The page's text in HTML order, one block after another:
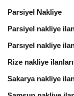
Parsiyel Nakliye
Parsiyel nakliye
Parsıyel nakliye
Rize nakliye ilanları
Sakarya nakliye